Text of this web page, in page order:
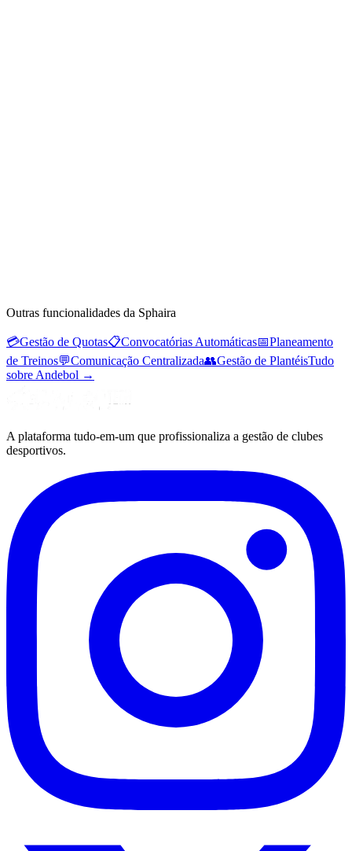
Outras funcionalidades da Sphaira
💳Gestão de Quotas📋Convocatórias Automáticas📅Planeamento
de Treinos💬Comunicação Centralizada👥Gestão de PlantéisTudo
sobre Andebol →
A plataforma tudo-em-um que profissionaliza a gestão de clubes
desportivos.